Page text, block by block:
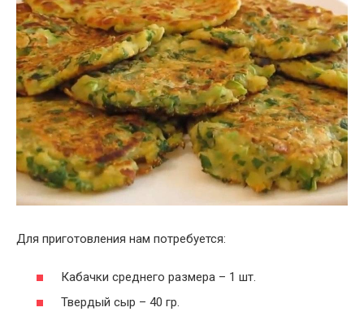
Для приготовления нам потребуется:
Кабачки среднего размера – 1 шт.
Твердый сыр – 40 гр.